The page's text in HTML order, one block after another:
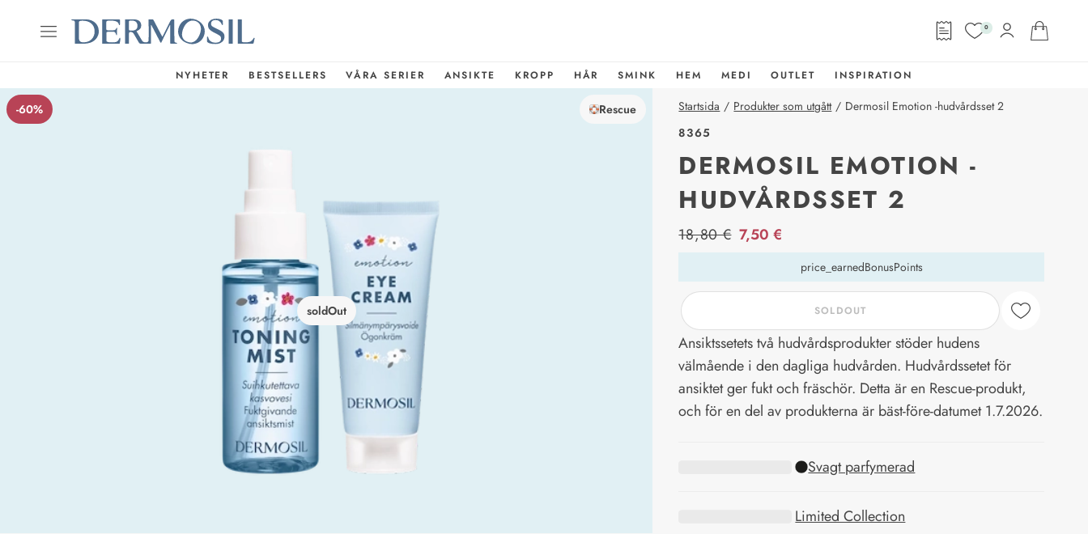
0
NYHETER BESTSELLERS VÅRA SERIER ANSIKTE KROPP HÅR SMINK HEM MEDI OUTLET INSPIRATION
soldOut
-60% Rescue Startsida / Produkter som utgått / Dermosil Emotion -hudvårdsset 2
8365
DERMOSIL EMOTION -
HUDVÅRDSSET 2
price_label
18,80 € 7,50 €
price_earnedBonusPoints
SOLDOUT
Ansiktssetets två hudvårdsprodukter stöder hudens
välmående i den dagliga hudvården. Hudvårdssetet för
ansiktet ger fukt och fräschör. Detta är en Rescue‑produkt,
och för en del av produkterna är bäst‑före‑datumet 1.7.2026.
Svagt parfymerad
Limited Collection